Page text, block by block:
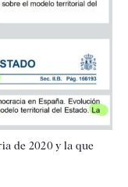
de 2020 y la que